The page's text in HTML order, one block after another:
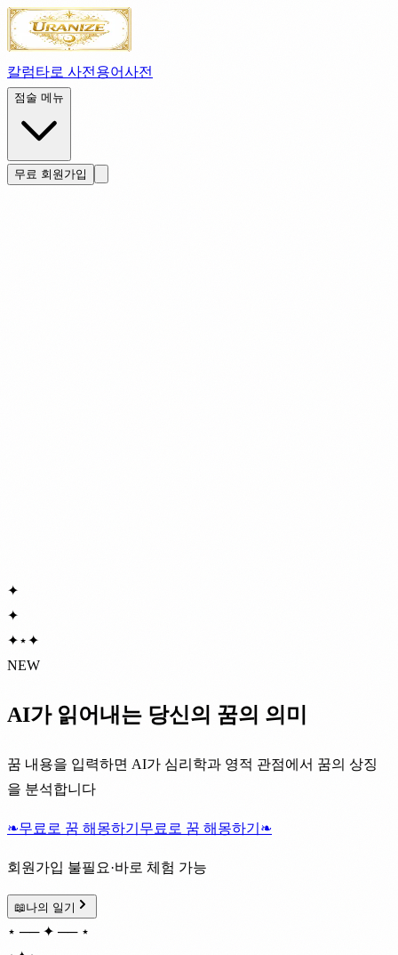
칼럼타로 사전 용어사전
점술 메뉴
무료 회원가입
✦
✦
✦⋆✦
NEW
AI가 읽어내는 당신의 꿈의 의미
꿈 내용을 입력하면 AI가 심리학과 영적 관점에서 꿈의 상징
을 분석합니다
❧무료로 꿈 해몽하기 무료로 꿈 해몽하기 ❧
회원가입 불필요·바로 체험 가능
📖나의 일기
⋆ ── ✦ ── ⋆